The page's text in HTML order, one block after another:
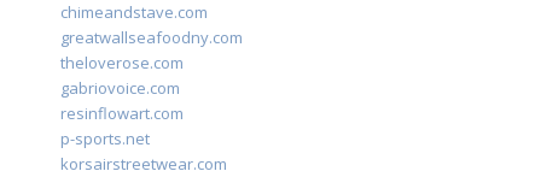
chimeandstave.com
greatwallseafoodny.com
theloverose.com
gabriovoice.com
resinflowart.com
p-sports.net
korsairstreetwear.com